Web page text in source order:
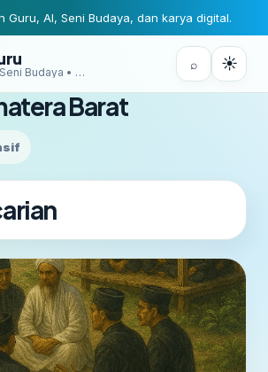
Guru, AI, Seni Budaya, dan karya digital.
Guru • AI • Seni Budaya • Digital Creator
⌕ ☀
Barat